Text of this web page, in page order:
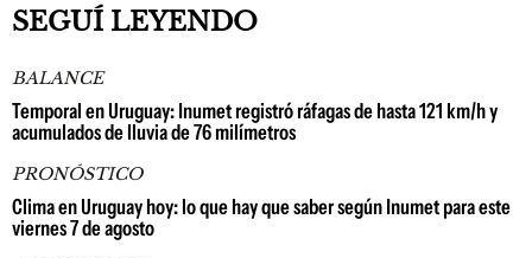
SEGUÍ LEYENDO
BALANCE
Temporal en Uruguay: Inumet registró ráfagas de hasta 121 km/h y
acumulados de lluvia de 76 milímetros
PRONÓSTICO
Clima en Uruguay hoy: lo que hay que saber según Inumet para este
viernes 7 de agosto